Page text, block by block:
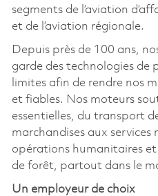
segments de l’aviation
et de l’aviation régionale.
Depuis près de 100 ans,
garde des technologies de
limites afin de rendre nos
et fiables. Nos moteurs
essentielles, du transport
marchandises aux services
opérations humanitaires
de forêt, partout dans le
Un employeur de choix